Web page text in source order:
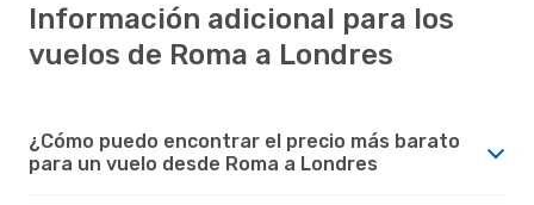
Información adicional para los
vuelos de Roma a Londres
¿Cómo puedo encontrar el precio más barato
para un vuelo desde Roma a Londres